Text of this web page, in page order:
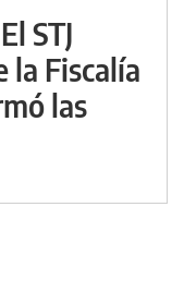
STJ
la Fiscalía
las